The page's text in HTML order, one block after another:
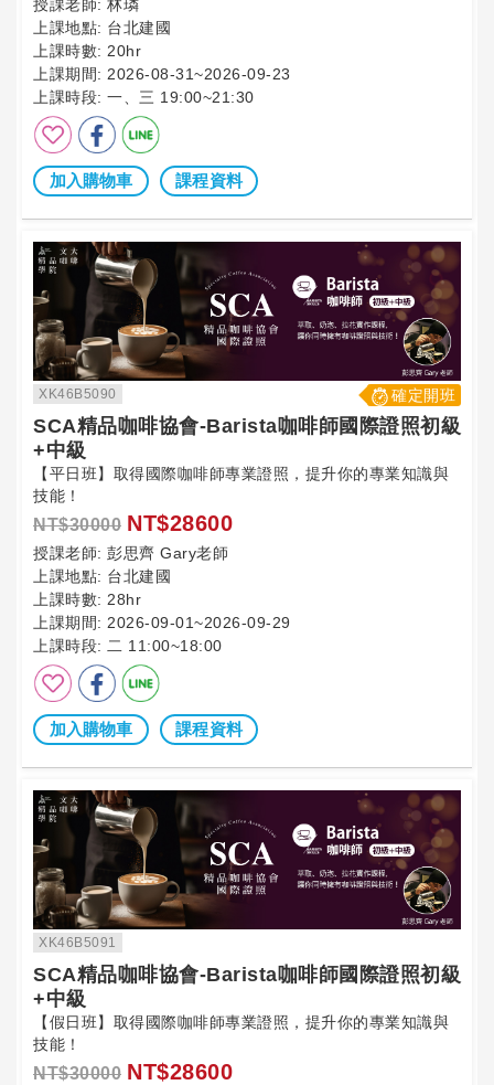
授課老師: 林璘
上課地點: 台北建國
上課時數: 20hr
上課期間: 2026-08-31~2026-09-23
上課時段: 一、三 19:00~21:30
加入購物車 課程資料
XK46B5090 確定開班
SCA精品咖啡協會-Barista咖啡師國際證照初級
+中級
【平日班】取得國際咖啡師專業證照，提升你的專業知識與
技能！
NT$30000 NT$28600
授課老師: 彭思齊 Gary老師
上課地點: 台北建國
上課時數: 28hr
上課期間: 2026-09-01~2026-09-29
上課時段: 二 11:00~18:00
加入購物車 課程資料
XK46B5091
SCA精品咖啡協會-Barista咖啡師國際證照初級
+中級
【假日班】取得國際咖啡師專業證照，提升你的專業知識與
技能！
NT$30000 NT$28600